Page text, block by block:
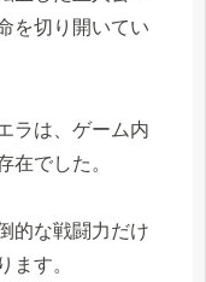
を切り開いてい
ラは、ゲーム内
在でした。
的な戦闘力だけ
ます。